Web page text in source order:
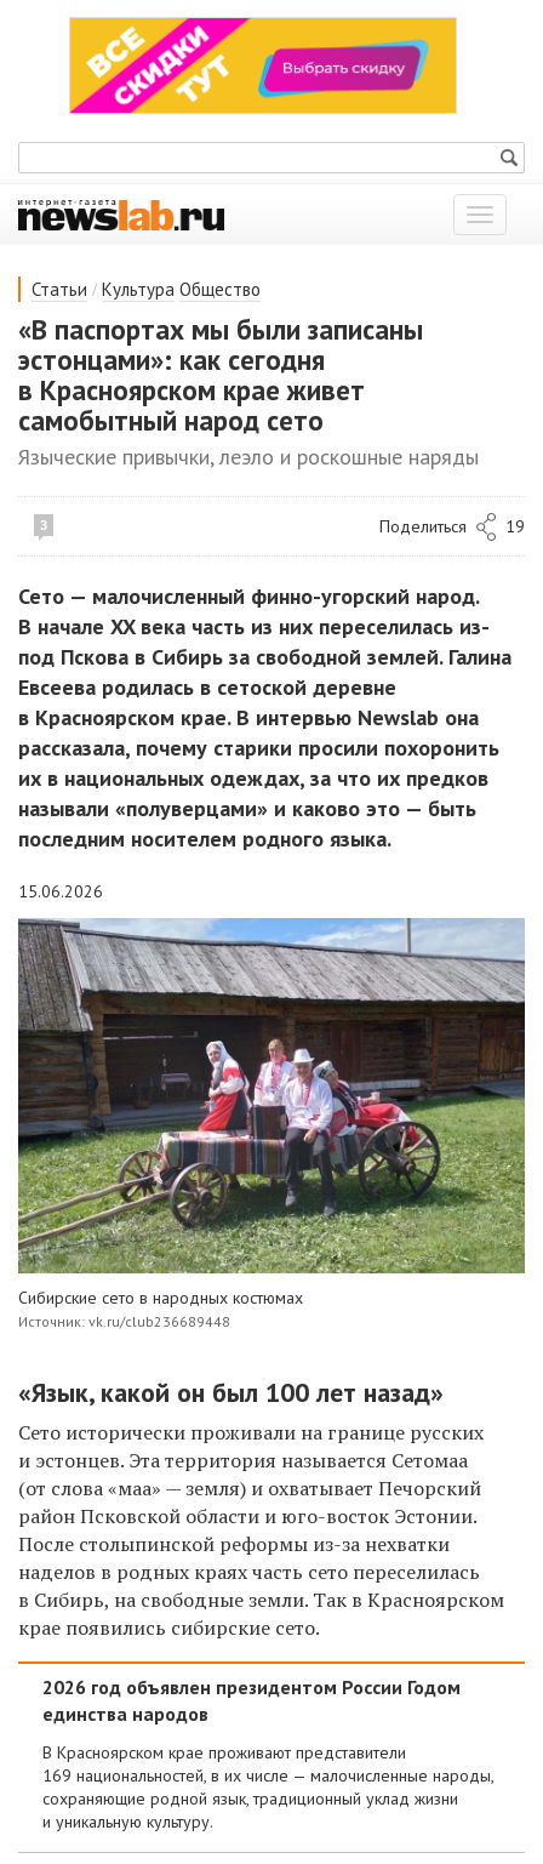
Показать
меню
Статьи / Культура Общество
«В паспортах мы были записаны
эстонцами»: как сегодня
в Красноярском крае живет
самобытный народ сето
Языческие привычки, леэло и роскошные наряды
3 Поделиться 19
Сето — малочисленный финно-угорский народ.
В начале XX века часть из них переселилась из-
под Пскова в Сибирь за свободной землей. Галина
Евсеева родилась в сетоской деревне
в Красноярском крае. В интервью Newslab она
рассказала, почему старики просили похоронить
их в национальных одеждах, за что их предков
называли «полуверцами» и каково это — быть
последним носителем родного языка.
15.06.2026
Сибирские сето в народных костюмах
Источник: vk.ru/club236689448
«Язык, какой он был 100 лет назад»
Сето исторически проживали на границе русских
и эстонцев. Эта территория называется Сетомаа
(от слова «маа» — земля) и охватывает Печорский
район Псковской области и юго-восток Эстонии.
После столыпинской реформы из-за нехватки
наделов в родных краях часть сето переселилась
в Сибирь, на свободные земли. Так в Красноярском
крае появились сибирские сето.
2026 год объявлен президентом России Годом
единства народов
В Красноярском крае проживают представители
169 национальностей, в их числе — малочисленные народы,
сохраняющие родной язык, традиционный уклад жизни
и уникальную культуру.